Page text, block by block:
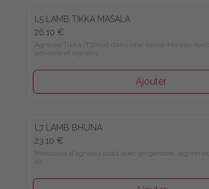
L5 LAMB TIKKA MASALA
26.10 €
Agneau Tikka (T7) cuit dans une sauce Masala avec poivrons
et oignons
Ajouter
L7 LAMB BHUNA
23.10 €
Morceaux d’agneau cuits avec gingembre, oignon et ail